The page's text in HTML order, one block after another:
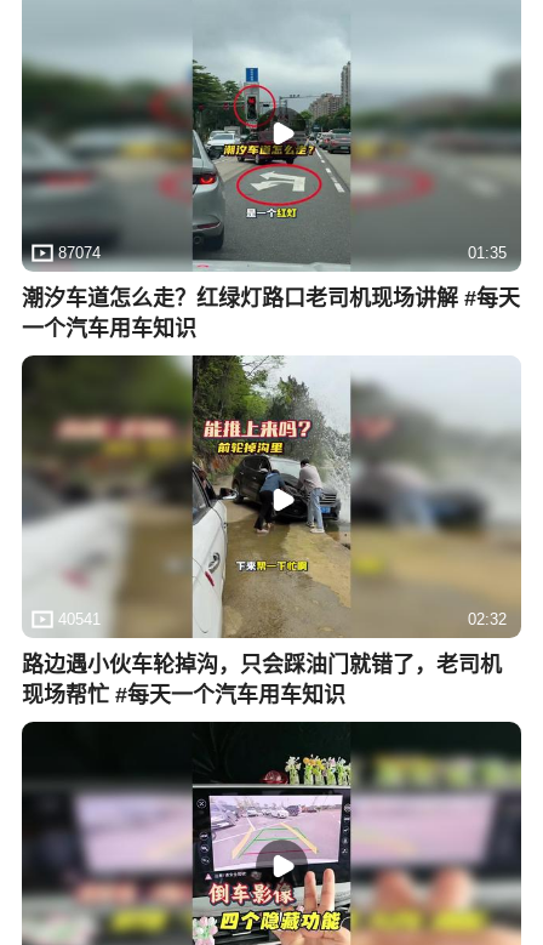
87074 01:35
潮汐车道怎么走？红绿灯路口老司机现场讲解 #每天
一个汽车用车知识
40541 02:32
路边遇小伙车轮掉沟，只会踩油门就错了，老司机
现场帮忙 #每天一个汽车用车知识